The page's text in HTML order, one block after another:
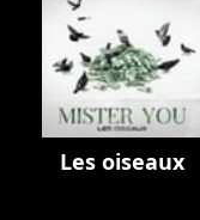
Les oiseaux